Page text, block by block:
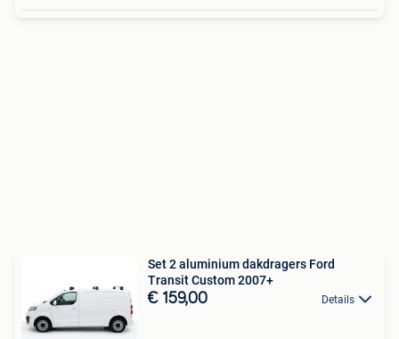
Set 2 aluminium dakdragers Ford
Transit Custom 2007+
€ 159,00 Details